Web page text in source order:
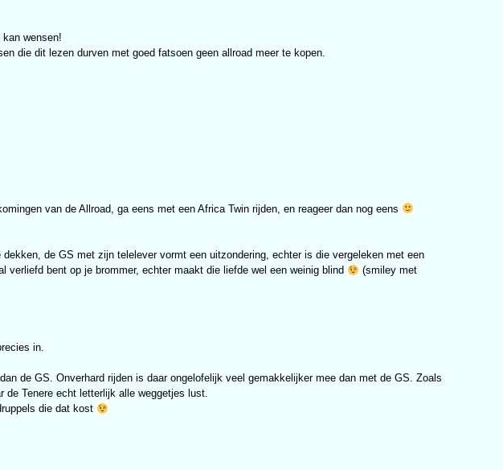
wensen!
die dit lezen durven met goed fatsoen geen allroad meer te kopen.
van de Allroad, ga eens met een Africa Twin rijden, en reageer dan nog eens
de GS met zijn telelever vormt een uitzondering, echter is die vergeleken met een
bent op je brommer, echter maakt die liefde wel een weinig blind
(smiley met
in.
de GS. Onverhard rijden is daar ongelofelijk veel gemakkelijker mee dan met de GS. Zoals
de Tenere echt letterlijk alle weggetjes lust.
die dat kost